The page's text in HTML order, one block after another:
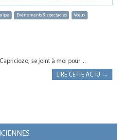
Evènements & spectacles Vœux
Capriciozo, se joint à moi pour…
LIRE CETTE ACTU →